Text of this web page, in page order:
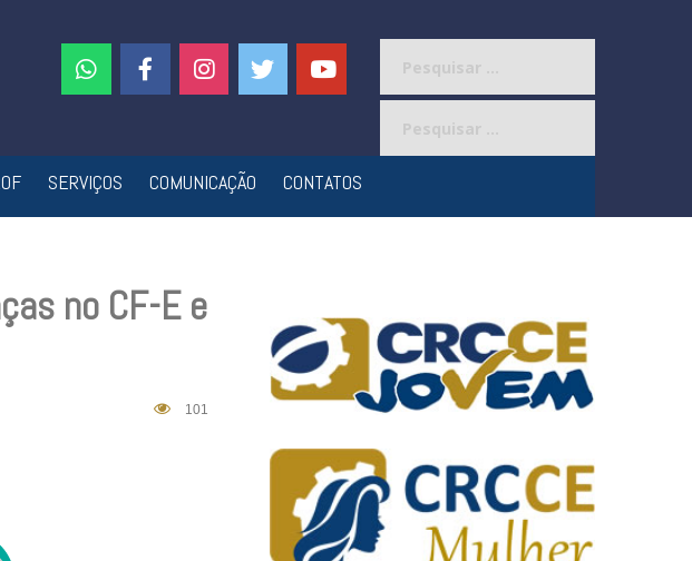
SERVIÇOS COMUNICAÇÃO CONTATOS
no CF-E e
101